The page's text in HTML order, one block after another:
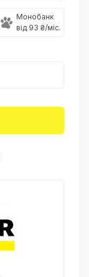
Монобанк
від 93 ₴/міс.